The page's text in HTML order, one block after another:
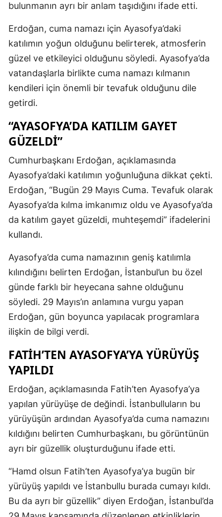
bulunmanın ayrı bir anlam taşıdığını ifade etti.
Erdoğan, cuma namazı için Ayasofya’daki
katılımın yoğun olduğunu belirterek, atmosferin
güzel ve etkileyici olduğunu söyledi. Ayasofya’da
vatandaşlarla birlikte cuma namazı kılmanın
kendileri için önemli bir tevafuk olduğunu dile
getirdi.
“AYASOFYA’DA KATILIM GAYET
GÜZELDI”
Cumhurbaşkanı Erdoğan, açıklamasında
Ayasofya’daki katılımın yoğunluğuna dikkat çekti.
Erdoğan, “Bugün 29 Mayıs Cuma. Tevafuk olarak
Ayasofya’da kılma imkanımız oldu ve Ayasofya’da
da katılım gayet güzeldi, muhteşemdi” ifadelerini
kullandı.
Ayasofya’da cuma namazının geniş katılımla
kılındığını belirten Erdoğan, İstanbul’un bu özel
günde farklı bir heyecana sahne olduğunu
söyledi. 29 Mayıs’ın anlamına vurgu yapan
Erdoğan, gün boyunca yapılacak programlara
ilişkin de bilgi verdi.
FATIH’TEN AYASOFYA’YA YÜRÜYÜŞ
YAPILDI
Erdoğan, açıklamasında Fatih’ten Ayasofya’ya
yapılan yürüyüşe de değindi. İstanbulluların bu
yürüyüşün ardından Ayasofya’da cuma namazını
kıldığını belirten Cumhurbaşkanı, bu görüntünün
ayrı bir güzellik oluşturduğunu ifade etti.
“Hamd olsun Fatih’ten Ayasofya’ya bugün bir
yürüyüş yapıldı ve İstanbullu burada cumayı kıldı.
Bu da ayrı bir güzellik” diyen Erdoğan, İstanbul’da